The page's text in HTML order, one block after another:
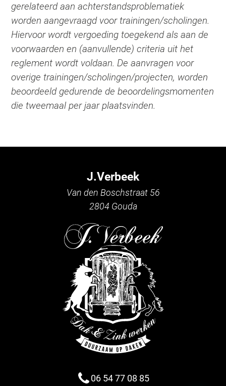
gerelateerd aan achterstandsproblematiek
worden aangevraagd voor trainingen/scholingen.
Hiervoor wordt vergoeding toegekend als aan de
voorwaarden en (aanvullende) criteria uit het
reglement wordt voldaan. De aanvragen voor
overige trainingen/scholingen/projecten, worden
beoordeeld gedurende de beoordelingsmomenten
die tweemaal per jaar plaatsvinden.
J.Verbeek
Van den Boschstraat 56
2804 Gouda
06 54 77 08 85